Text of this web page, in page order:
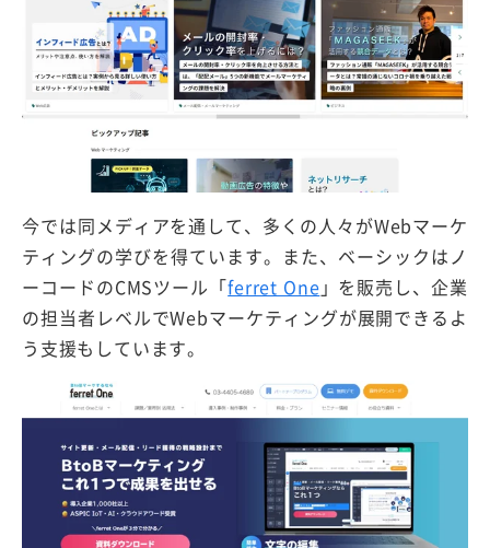
今では同メディアを通して、多くの人々がWebマーケ
ティングの学びを得ています。また、ベーシックはノ
ーコードのCMSツール「ferret One 」を販売し、企業
の担当者レベルでWebマーケティングが展開できるよ
う支援もしています。